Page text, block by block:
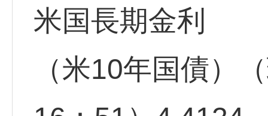
米国長期金利
（米10年国債